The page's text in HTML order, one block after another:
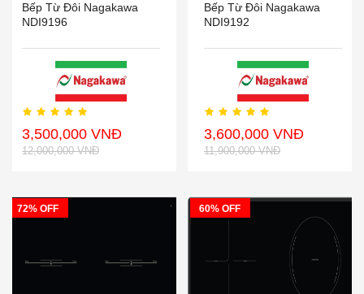
Bếp Từ Đôi Nagakawa
NDI9196
3,500,000 VNĐ
12,000,000 VNĐ
Bếp Từ Đôi Nagakawa
NDI9192
3,600,000 VNĐ
11,900,000 VNĐ
72% OFF 60% OFF